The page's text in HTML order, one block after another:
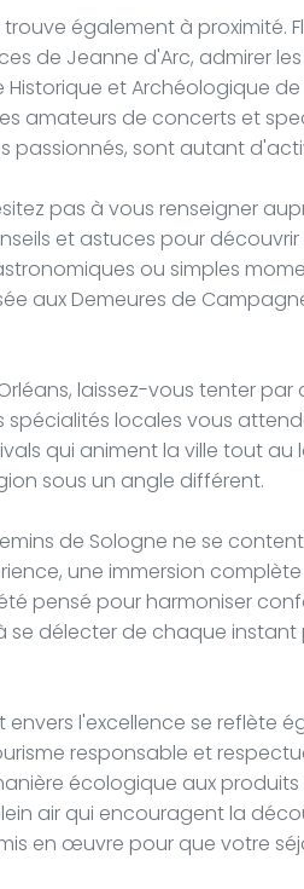
également à proximité.
de Jeanne d'Arc, admirer
et Archéologique de
amateurs de concerts et
passionnés, sont autant
pas à vous renseigner
et astuces pour
ou simples
aux Demeures de
laissez-vous tenter
spécialités locales vous
qui animent la ville tout
sous un angle différent.
de Sologne ne se
une immersion
pensé pour harmoniser
se délecter de chaque
l'excellence se reflète
responsable et
écologique aux produits
air qui encouragent la
en œuvre pour que votre